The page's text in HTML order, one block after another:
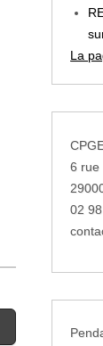
La
6 rue
02